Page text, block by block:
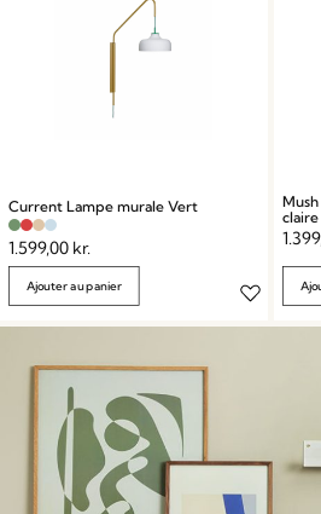
Current Lampe murale Vert
1.599,00 kr.
Ajouter au panier
claire